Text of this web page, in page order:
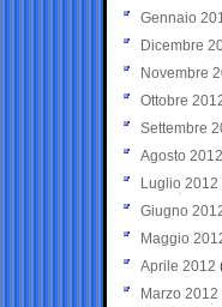
Gennaio
Dicembre
Novembre
Ottobre
Settembre
Agosto 2012
Luglio 2012
Giugno
Maggio
Aprile 2012
Marzo 2012